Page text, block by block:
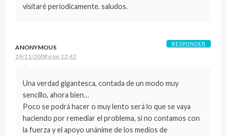
visitaré períodicamente. saludos.
ANONYMOUS
19/11/2008 a las 12:42
Una verdad gigantesca, contada de un modo muy
sencillo, ahora bien…
Poco se podrá hacer o muy lento será lo que se vaya
haciendo por remediar el problema, si no contamos con
la fuerza y el apoyo unánime de los medios de
RESPONDER